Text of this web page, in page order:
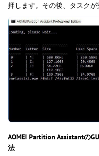
押します。その後、タスクが
AOMEI Partition Assistantの
法